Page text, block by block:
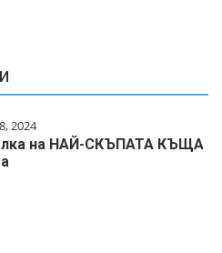
2024
на НАЙ-СКЪПАТА КЪЩА